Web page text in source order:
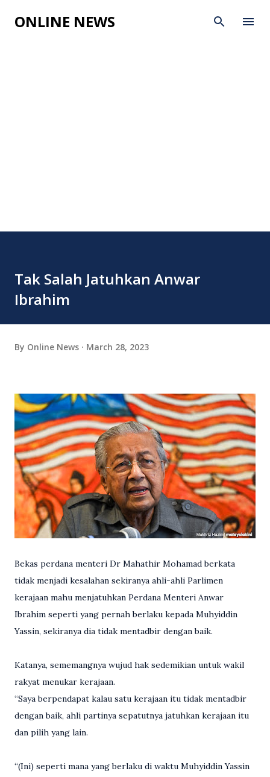
Skip to main content
ONLINE NEWS
Tak Salah Jatuhkan Anwar
Ibrahim
By Online News March 28, 2023
Bekas perdana menteri Dr Mahathir Mohamad berkata
tidak menjadi kesalahan sekiranya ahli-ahli Parlimen
kerajaan mahu menjatuhkan Perdana Menteri Anwar
Ibrahim seperti yang pernah berlaku kepada Muhyiddin
Yassin, sekiranya dia tidak mentadbir dengan baik.
Katanya, sememangnya wujud hak sedemikian untuk wakil
rakyat menukar kerajaan.
“Saya berpendapat kalau satu kerajaan itu tidak mentadbir
dengan baik, ahli partinya sepatutnya jatuhkan kerajaan itu
dan pilih yang lain.
“(Ini) seperti mana yang berlaku di waktu Muhyiddin Yassin